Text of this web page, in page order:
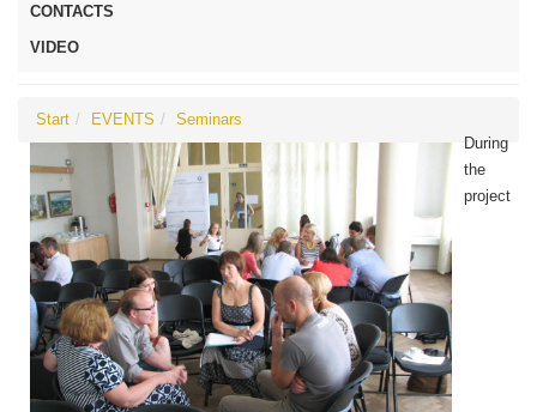
CONTACTS
VIDEO
Start EVENTS
Seminars
During
the
project